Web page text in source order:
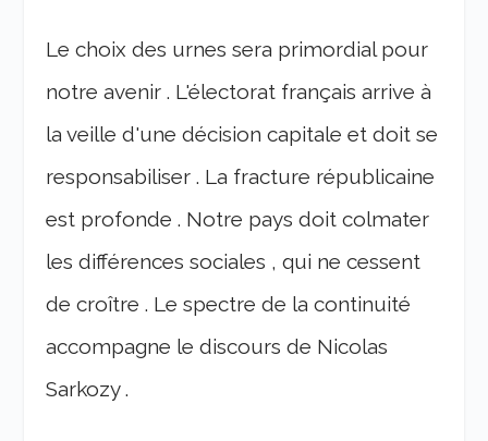
Le choix des urnes sera primordial pour
notre avenir . L'électorat français arrive à
la veille d'une décision capitale et doit se
responsabiliser . La fracture républicaine
est profonde . Notre pays doit colmater
les différences sociales , qui ne cessent
de croître . Le spectre de la continuité
accompagne le discours de Nicolas
Sarkozy .